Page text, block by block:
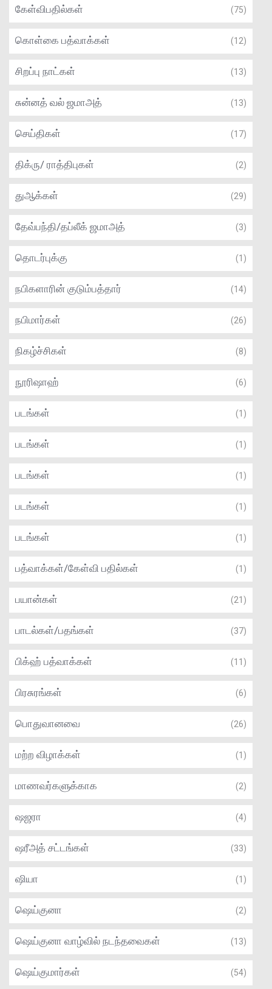
கேள்விபதில்கள் (75)
கொள்கை பத்வாக்கள் (12)
சிறப்பு நாட்கள் (13)
சுன்னத் வல் ஜமாஅத் (13)
செய்திகள் (17)
திக்ரு/ ராத்திபுகள் (2)
துஆக்கள் (29)
தேவ்பந்தி/தப்லீக் ஜமாஅத் (3)
தொடர்புக்கு (1)
நபிகளாரின் குடும்பத்தார் (14)
நபிமார்கள் (26)
நிகழ்ச்சிகள் (8)
நூரிஷாஹ் (6)
படங்கள் (1)
படங்கள் (1)
படங்கள் (1)
படங்கள் (1)
படங்கள் (1)
பத்வாக்கள்/கேள்வி பதில்கள் (1)
பயான்கள் (21)
பாடல்கள்/பதங்கள் (37)
பிக்ஹ் பத்வாக்கள் (11)
பிரசுரங்கள் (6)
பொதுவானவை (26)
மற்ற விழாக்கள் (1)
மாணவர்களுக்காக (2)
ஷஜரா (4)
ஷரீஅத் சட்டங்கள் (33)
ஷியா (1)
ஷெய்குனா (2)
ஷெய்குனா வாழ்வில் நடந்தவைகள் (13)
ஷெய்குமார்கள் (54)